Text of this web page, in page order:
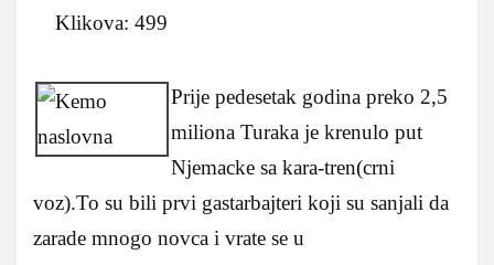
Klikova: 499
Prije pedesetak godina preko 2,5
miliona Turaka je krenulo put
Njemacke sa kara-tren(crni
voz).To su bili prvi gastarbajteri koji su sanjali da
zarade mnogo novca i vrate se u